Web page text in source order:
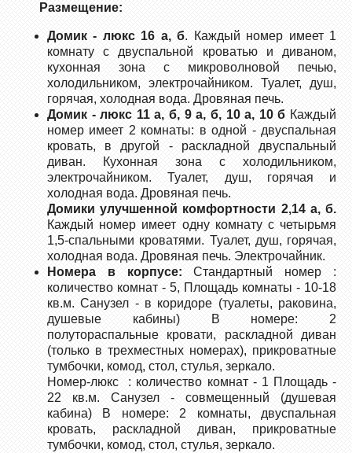
Размещение:
Домик - люкс 16 а, б. Каждый номер имеет 1
комнату с двуспальной кроватью и диваном,
кухонная зона с микроволновой печью,
холодильником, электрочайником. Туалет, душ,
горячая, холодная вода. Дровяная печь.
Домик - люкс 11 а, б, 9 а, б, 10 а, 10 б Каждый
номер имеет 2 комнаты: в одной - двуспальная
кровать, в другой - раскладной двуспальный
диван. Кухонная зона с холодильником,
электрочайником. Туалет, душ, горячая и
холодная вода. Дровяная печь.
Домики улучшенной комфортности 2,14 а, б.
Каждый номер имеет одну комнату с четырьмя
1,5-спальными кроватями. Туалет, душ, горячая,
холодная вода. Дровяная печь. Электрочайник.
Номера в корпусе: Стандартный номер :
количество комнат - 5, Площадь комнаты - 10-18
кв.м. Санузел - в коридоре (туалеты, раковина,
душевые кабины) В номере: 2
полутораспальные кровати, раскладной диван
(только в трехместных номерах), прикроватные
тумбочки, комод, стол, стулья, зеркало.
Номер-люкс : количество комнат - 1 Площадь -
22 кв.м. Санузел - совмещенный (душевая
кабина) В номере: 2 комнаты, двуспальная
кровать, раскладной диван, прикроватные
тумбочки, комод, стол, стулья, зеркало.